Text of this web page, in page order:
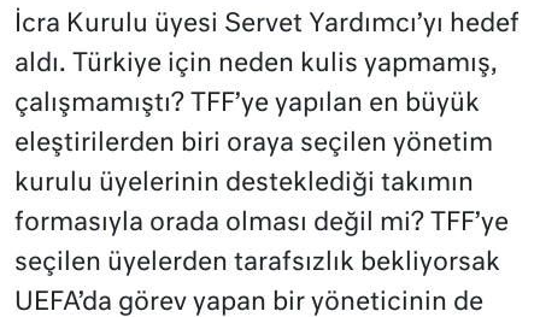
İcra Kurulu üyesi Servet Yardımcı’yı hedef
aldı. Türkiye için neden kulis yapmamış,
çalışmamıştı? TFF’ye yapılan en büyük
eleştirilerden biri oraya seçilen yönetim
kurulu üyelerinin desteklediği takımın
formasıyla orada olması değil mi? TFF’ye
seçilen üyelerden tarafsızlık bekliyorsak
UEFA’da görev yapan bir yöneticinin de